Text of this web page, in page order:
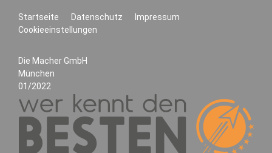
Startseite Datenschutz
Impressum
Cookieeinstellungen
Die Macher GmbH
München
01/2022